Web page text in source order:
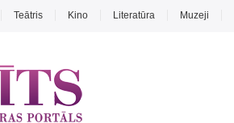
Teātris Kino Literatūra Muzeji